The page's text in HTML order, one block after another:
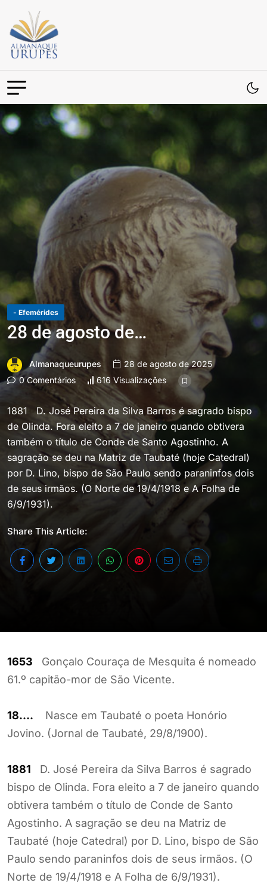
- Efemérides
28 de agosto de…
Almanaqueurupes
28 de agosto de 2025
0 Comentários
616 Visualizações
1881 D. José Pereira da Silva Barros é sagrado bispo
de Olinda. Fora eleito a 7 de janeiro quando obtivera
também o título de Conde de Santo Agostinho. A
sagração se deu na Matriz de Taubaté (hoje Catedral)
por D. Lino, bispo de São Paulo sendo paraninfos dois
de seus irmãos. (O Norte de 19/4/1918 e A Folha de
6/9/1931).
Share This Article:
1653 Gonçalo Couraça de Mesquita é nomeado
61.º capitão-mor de São Vicente.
18…. Nasce em Taubaté o poeta Honório
Jovino. (Jornal de Taubaté, 29/8/1900).
1881 D. José Pereira da Silva Barros é sagrado
bispo de Olinda. Fora eleito a 7 de janeiro quando
obtivera também o título de Conde de Santo
Agostinho. A sagração se deu na Matriz de
Taubaté (hoje Catedral) por D. Lino, bispo de São
Paulo sendo paraninfos dois de seus irmãos. (O
Norte de 19/4/1918 e A Folha de 6/9/1931).